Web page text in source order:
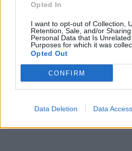
Opted In
I want to opt-out of Collection,
Retention, Sale, and/or
Personal Data that Is
Purposes for which it was
Opted Out
CONFIRM
Data Deletion Data Access